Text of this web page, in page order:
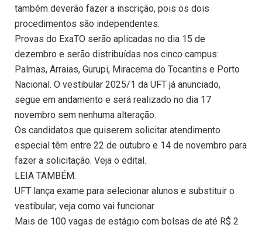
também deverão fazer a inscrição, pois os dois
procedimentos são independentes.
Provas do ExaTO serão aplicadas no dia 15 de
dezembro e serão distribuídas nos cinco campus:
Palmas, Arraias, Gurupi, Miracema do Tocantins e Porto
Nacional. O vestibular 2025/1 da UFT já anunciado,
segue em andamento e será realizado no dia 17
novembro sem nenhuma alteração.
Os candidatos que quiserem solicitar atendimento
especial têm entre 22 de outubro e 14 de novembro para
fazer a solicitação. Veja o edital.
LEIA TAMBÉM:
UFT lança exame para selecionar alunos e substituir o
vestibular; veja como vai funcionar
Mais de 100 vagas de estágio com bolsas de até R$ 2